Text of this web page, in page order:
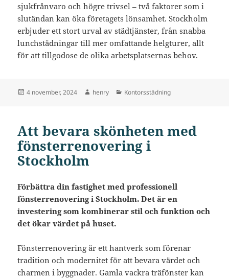
sjukfrånvaro och högre trivsel – två faktorer som i
slutändan kan öka företagets lönsamhet. Stockholm
erbjuder ett stort urval av städtjänster, från snabba
lunchstädningar till mer omfattande helgturer, allt
för att tillgodose de olika arbetsplatsernas behov.
Postat
4 november, 2024 Författare
henry Kategorier
Kontorsstädning
Att bevara skönheten med
fönsterrenovering i
Stockholm
Förbättra din fastighet med professionell
fönsterrenovering i Stockholm. Det är en
investering som kombinerar stil och funktion och
det ökar värdet på huset.
Fönsterrenovering är ett hantverk som förenar
tradition och modernitet för att bevara värdet och
charmen i byggnader. Gamla vackra träfönster kan